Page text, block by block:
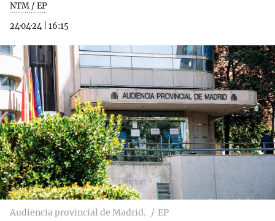
NTM / EP
24·04·24
16:15
Audiencia provincial de Madrid. EP